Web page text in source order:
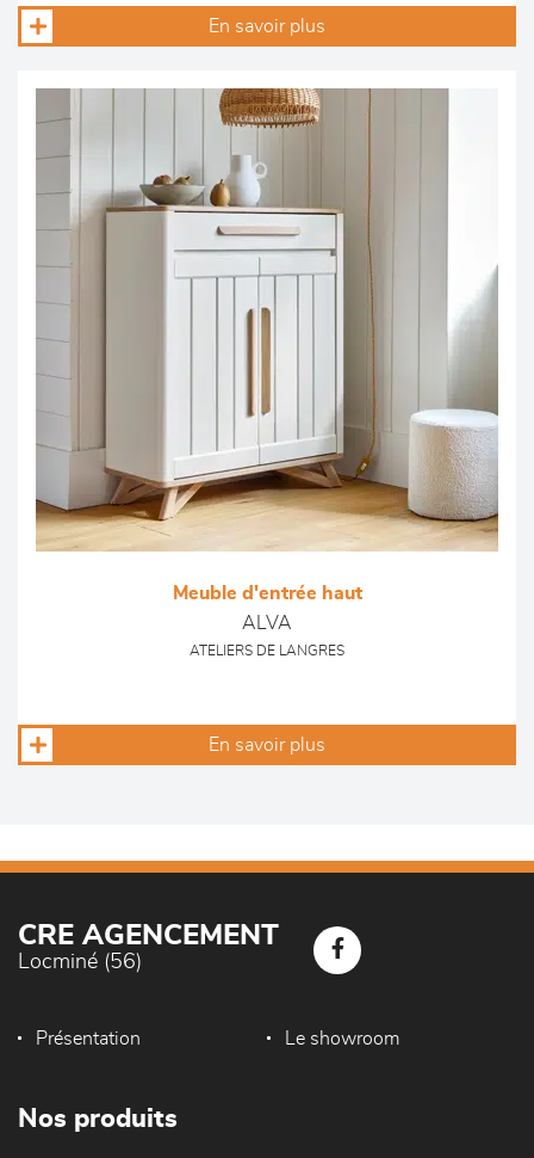
En savoir plus
Meuble d'entrée haut
ALVA
ATELIERS DE LANGRES
En savoir plus
CRE AGENCEMENT
Locminé (56)
Présentation Le showroom
Nos produits